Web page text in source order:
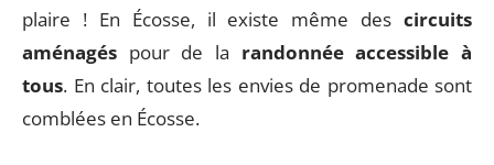
plaire ! En Écosse, il existe même des circuits
aménagés pour de la randonnée accessible à
tous. En clair, toutes les envies de promenade sont
comblées en Écosse.